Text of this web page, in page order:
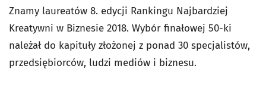
Znamy laureatów 8. edycji Rankingu Najbardziej
Kreatywni w Biznesie 2018. Wybór finałowej 50-ki
należał do kapituły złożonej z ponad 30 specjalistów,
przedsiębiorców, ludzi mediów i biznesu.